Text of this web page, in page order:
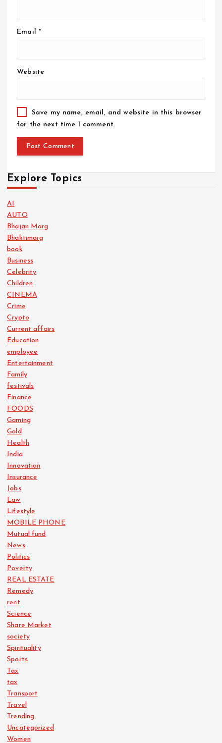
Email *
Website
Save my name, email, and website in this browser
for the next time I comment.
Explore Topics
AI
AUTO
Bhajan Marg
Bhaktimarg
book
Business
Celebrity
Children
CINEMA
Crime
Crypto
Current affairs
Education
employee
Entertainment
Family
festivals
Finance
FOODS
Gaming
Gold
Health
India
Innovation
Insurance
Jobs
Law
Lifestyle
MOBILE PHONE
Mutual fund
News
Politics
Poverty
REAL ESTATE
Remedy
rent
Science
Share Market
society
Spirituality
Sports
Tax
tax
Transport
Travel
Trending
Uncategorized
Women